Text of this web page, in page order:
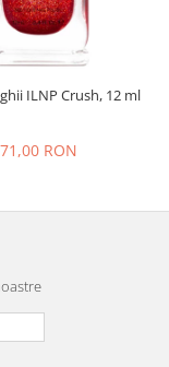
ILNP Crush, 12 ml
71,00 RON